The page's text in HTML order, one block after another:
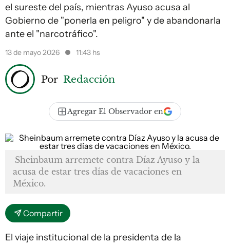
el sureste del país, mientras Ayuso acusa al
Gobierno de "ponerla en peligro" y de abandonarla
ante el "narcotráfico".
13 de mayo 2026 11:43 hs
Por Redacción
Agregar El Observador en
Sheinbaum arremete contra Díaz Ayuso y la
acusa de estar tres días de vacaciones en
México.
Compartir
El viaje institucional de la presidenta de la